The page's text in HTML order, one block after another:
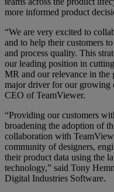
more informed product
“We are very excited to
and to help their customers
and process quality. This
our leading position in
MR and our relevance in the
major driver for our growing
CEO of TeamViewer.
“Providing our customers
broadening the adoption of
collaboration with
community of designers,
their product data using the
technology,” said Tony
Digital Industries Software.